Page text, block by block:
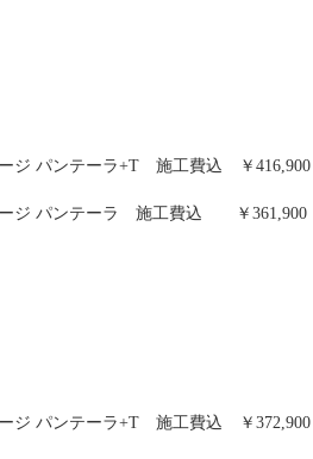
ジ パンテーラ+T 施工費込 ￥416,900
ージ パンテーラ 施工費込 ￥361,900
ジ パンテーラ+T 施工費込 ￥372,900